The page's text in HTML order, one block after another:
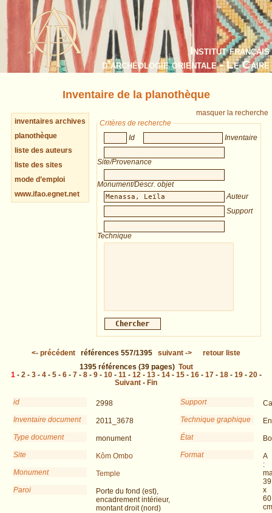
Institut français
d’archéologie orientale - Le Caire
Inventaire de la planothèque
inventaires archives
planothèque
liste des auteurs
liste des sites
mode d’emploi
www.ifao.egnet.net
masquer la recherche
Critères de recherche
Id
Inventaire
Site/Provenance
Monument/Descr. objet
Auteur
Support
Technique
<- précédent références 557/1395 suivant ->
retour liste
1395 références (39 pages) Tout
1 - 2 - 3- 4- 5- 6- 7- 8- 9- 10- 11 - 12 - 13- 14- 15- 16- 17- 18- 19- 20-
Suivant - Fin
id
2998
Inventaire document
2011_3678
Type document
monument
Site
Kôm Ombo
Monument
Temple
Paroi
Porte du fond (est),
encadrement intérieur,
montant droit (nord)
Support
Technique graphique
État
Format
A
:
39
x
60
cm